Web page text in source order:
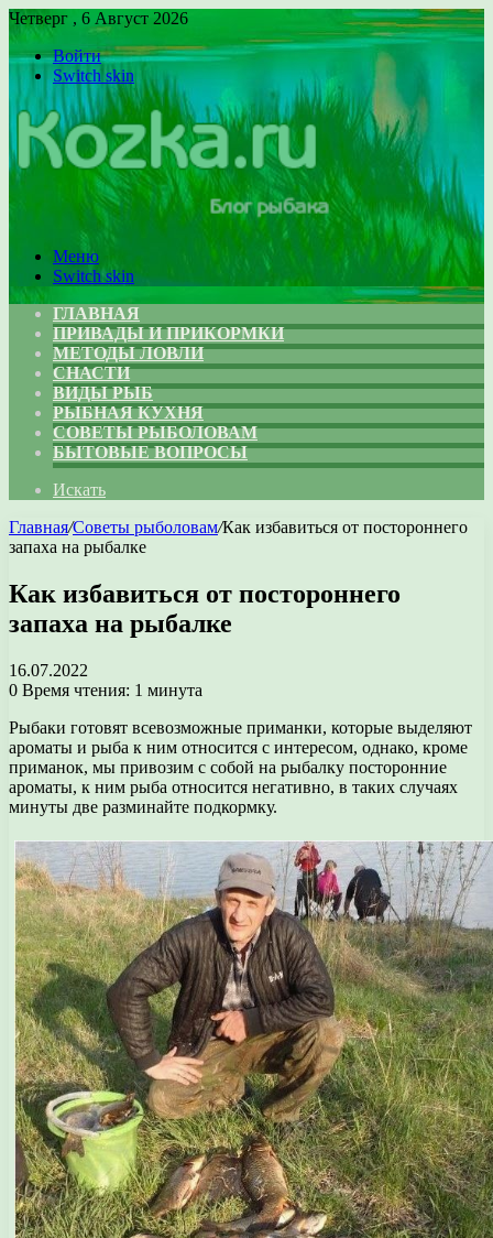
Четверг , 6 Август 2026
Войти
Switch skin
Меню
Switch skin
ГЛАВНАЯ
ПРИВАДЫ И ПРИКОРМКИ
МЕТОДЫ ЛОВЛИ
СНАСТИ
ВИДЫ РЫБ
РЫБНАЯ КУХНЯ
СОВЕТЫ РЫБОЛОВАМ
БЫТОВЫЕ ВОПРОСЫ
Искать
Главная/Советы рыболовам/Как избавиться от постороннего
запаха на рыбалке
Как избавиться от постороннего
запаха на рыбалке
16.07.2022
0 Время чтения: 1 минута
Рыбаки готовят всевозможные приманки, которые выделяют
ароматы и рыба к ним относится с интересом, однако, кроме
приманок, мы привозим с собой на рыбалку посторонние
ароматы, к ним рыба относится негативно, в таких случаях
минуты две разминайте подкормку.